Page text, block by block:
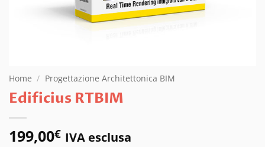
Home / Progettazione Architettonica BIM
Edificius RTBIM
199,00€ IVA esclusa